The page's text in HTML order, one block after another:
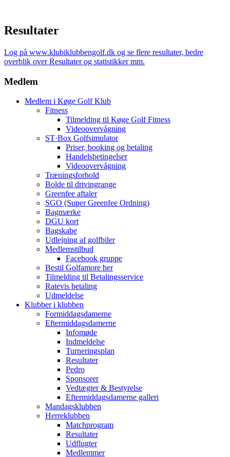
Resultater
Log på www.klubiklubbengolf.dk og se flere resultater, bedre
overblik over Resultater og statistikker mm.
Medlem
Medlem i Køge Golf Klub
Fitness
Tilmelding til Køge Golf Fitness
Videoovervågning
ST·Box Golfsimulator
Priser, booking og betaling
Handelsbetingelser
Videoovervågning
Træningsforhold
Bolde til drivingrange
Greenfee aftaler
SGO (Super Greenfee Ordning)
Bagmærke
DGU kort
Bagskabe
Udlejning af golfbiler
Medlemstilbud
Facebook gruppe
Bestil Golfamore her
Tilmelding til Betalingsservice
Ratevis betaling
Udmeldelse
Klubber i klubben
Formiddagsdamerne
Eftermiddagsdamerne
Infomøde
Indmeldelse
Turneringsplan
Resultater
Pedro
Sponsorer
Vedtægter & Bestyrelse
Eftermiddagsdamerne galleri
Mandagsklubben
Herreklubben
Matchprogram
Resultater
Udflugter
Medlemmer